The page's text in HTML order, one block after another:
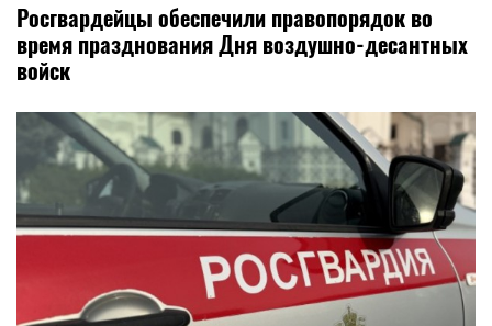
Росгвардейцы обеспечили правопорядок во
время празднования Дня воздушно-десантных
войск